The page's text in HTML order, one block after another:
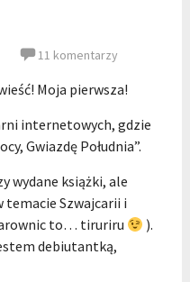
11 komentarzy
Moja pierwsza!
internetowych, gdzie
Gwiazdę Południa”.
wydane książki, ale
Szwajcarii i
to… tiruriru
).
debiutantką,